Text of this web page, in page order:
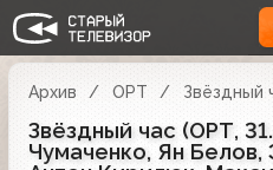
Архив ОРТ Звёздный
Звёздный час (ОРТ,
Чумаченко, Ян Белов,